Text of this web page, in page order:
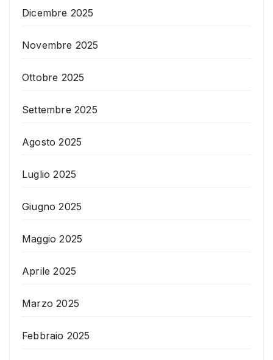
Dicembre 2025
Novembre 2025
Ottobre 2025
Settembre 2025
Agosto 2025
Luglio 2025
Giugno 2025
Maggio 2025
Aprile 2025
Marzo 2025
Febbraio 2025